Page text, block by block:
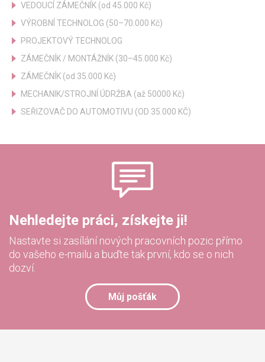
VEDOUCÍ ZÁMEČNÍK (od 45.000 Kč)
VÝROBNÍ TECHNOLOG (50–70.000 Kč)
PROJEKTOVÝ TECHNOLOG
ZÁMEČNÍK / MONTÁŽNÍK (30–45.000 Kč)
ZÁMEČNÍK (od 35.000 Kč)
MECHANIK/STROJNÍ ÚDRŽBA (až 50000 Kč)
SEŘIZOVAČ DO AUTOMOTIVU (OD 35.000 KČ)
Nehledejte práci, získejte ji!
Nastavte si zasílání nových pracovních pozic přímo
do vašeho e-mailu a buďte tak první, kdo se o nich
dozví.
Můj pošťák